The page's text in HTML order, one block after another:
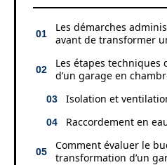
Les démarches
avant de transformer
Les étapes
d’un garage en
Isolation et
Raccordement en
Comment évaluer le
transformation d’un